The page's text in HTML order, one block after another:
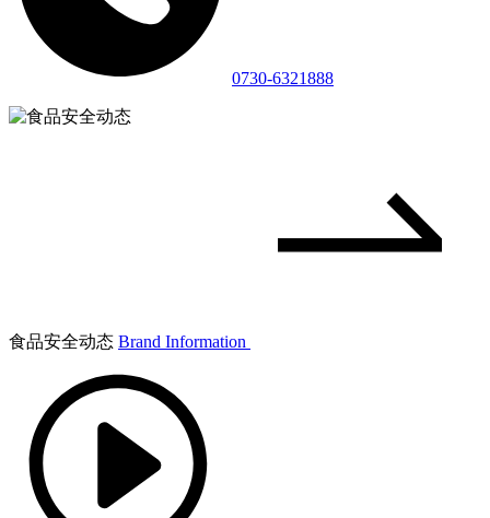
0730-6321888
食品安全动态 Brand Information